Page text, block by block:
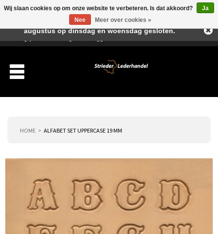
Verzending
Aanbiedingen
HOME ALFABET SET UPPERCASE 19 MM
Wij slaan cookies op om onze website te verbeteren. Is dat akkoord?
Ja
Nee
Meer over cookies »
Beste klant, I.v.m. de vakantieperiode zijn wij in juli en
augustus op dinsdag en woensdag gesloten.